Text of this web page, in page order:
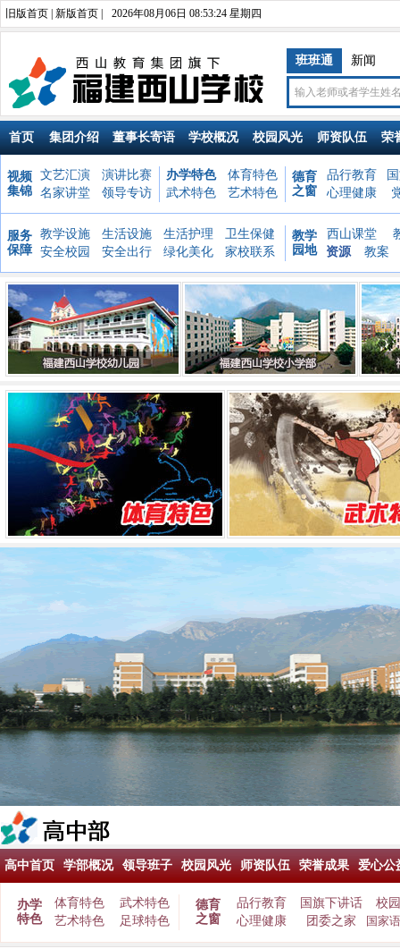
旧版首页 新版首页 2026年08月06日 08:53:25 星期四
班班通 新闻
首页 集团介绍 董事长寄语 学校概况 校园风光 师资队伍 荣
视频
集锦
文艺汇演
演讲比赛
名家讲堂
领导专访
办学特色
体育特色
武术特色
艺术特色
德育
之窗
品行教育
心理健康
服务
保障
教学设施 生活设施 生活护理
卫生保健
安全校园
安全出行 绿化美化 家校联系
教学
园地
西山课堂
资源
教案
高中首页 学部概况 领导班子 校园风光 师资队伍 荣誉成果 爱心公
办学
特色
体育特色
武术特色
艺术特色
足球特色
德育
之窗
品行教育 国旗下讲话
校
心理健康
团委之家 国家